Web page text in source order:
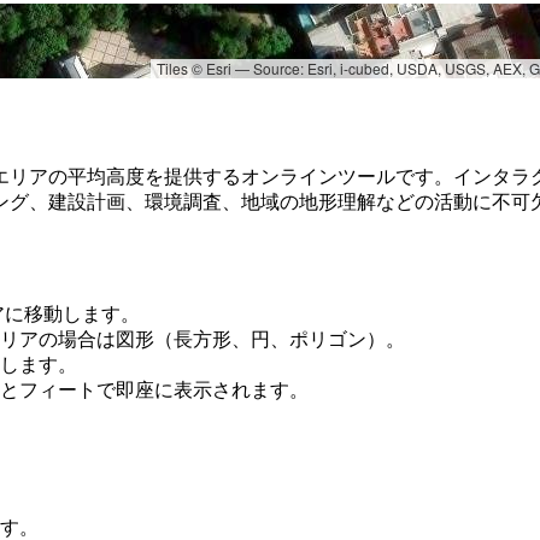
Tiles © Esri — Source: Esri, i-cubed, USDA, USGS, AEX,
アの平均高度を提供するオンラインツールです。インタ
、建設計画、環境調査、地域の地形理解などの活動に不可
移動します。
アの場合は図形（長方形、円、ポリゴン）。
ます。
フィートで即座に表示されます。
。